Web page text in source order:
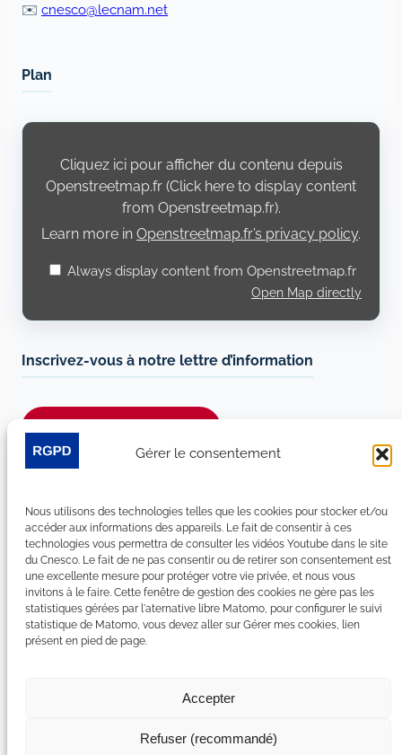
Gérer le consentement
Nous utilisons des technologies telles que les cookies pour stocker et/ou
accéder aux informations des appareils. Le fait de consentir à ces
technologies vous permettra de consulter les vidéos Youtube dans le site
du Cnesco. Le fait de ne pas consentir ou de retirer son consentement est
une excellente mesure pour protéger votre vie privée, et nous vous
invitons à le faire. Cette fenêtre de gestion des cookies ne gère pas les
statistiques gérées par l'aternative libre Matomo, pour configurer le suivi
statistique de Matomo, vous devez aller sur Gérer mes cookies, lien
présent en pied de page.
Accepter
Refuser (recommandé)
✉️ cnesco@lecnam.net
Plan
Display
Openstreetmap.fr
Cliquez ici pour afficher du contenu depuis
Openstreetmap.fr (Click here to display content
from Openstreetmap.fr).
Learn more in Openstreetmap.fr’s privacy policy.
Always display content from Openstreetmap.fr
Open Map directly
Inscrivez-vous à notre lettre d’information
LinkedIn
YouTube
Facebook
Bluesky
Plan du site
Mentions légales
Gérer mes cookies